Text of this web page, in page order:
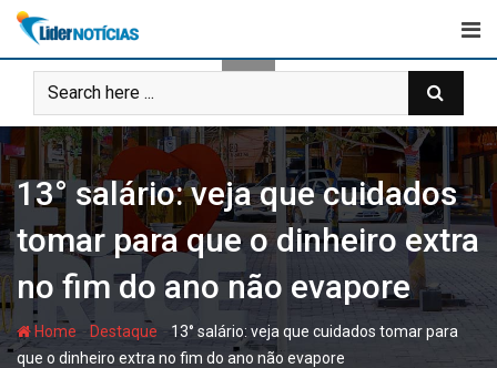
Skip
content
13° salário: veja que cuidados
tomar para que o dinheiro extra
no fim do ano não evapore
Home - Destaque - 13° salário: veja que cuidados tomar para
que o dinheiro extra no fim do ano não evapore